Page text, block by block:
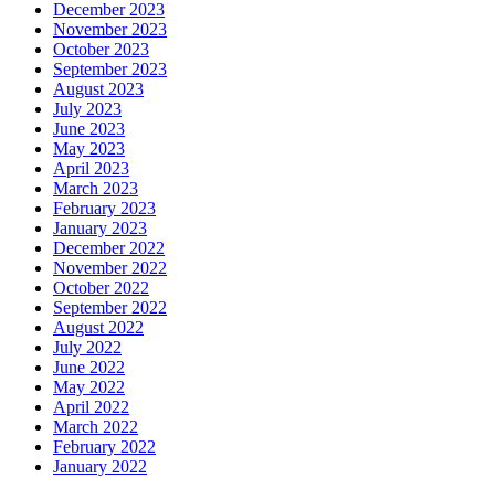
December 2023
November 2023
October 2023
September 2023
August 2023
July 2023
June 2023
May 2023
April 2023
March 2023
February 2023
January 2023
December 2022
November 2022
October 2022
September 2022
August 2022
July 2022
June 2022
May 2022
April 2022
March 2022
February 2022
January 2022